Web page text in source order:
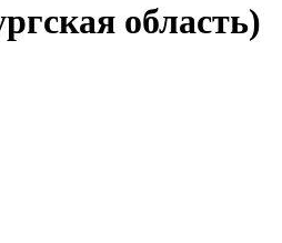
область)